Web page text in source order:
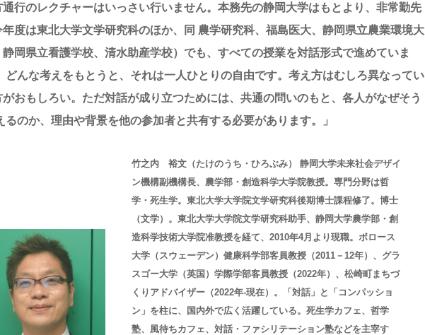
通行のレクチャーはいっさい行いません。本務先の静岡大学はもとより、非常勤先
年度は東北大学文学研究科のほか、同 農学研究科、福島医大、静岡県立農業環境大
静岡県立看護学校、清水助産学校）でも、すべての授業を対話形式で進めていま
どんな考えをもとうと、それは一人ひとりの自由です。考え方はむしろ異なってい
がおもしろい。ただ対話が成り立つためには、共通の問いのもと、各人がなぜそう
るのか、理由や背景を他の参加者と共有する必要があります。」
竹之内 裕文（たけのうち・ひろぶみ） 静岡大学未来社会デザイ
ン機構副機構長、農学部・創造科学大学院教授。専門分野は哲
学・死生学。東北大学大学院文学研究科後期博士課程修了。博士
（文学）。東北大学大学院文学研究科助手、静岡大学農学部・創
造科学技術大学院准教授を経て、2010年4月より現職。ボロース
大学（スウェーデン）健康科学部客員教授（2011－12年）、グラ
スゴー大学（英国）学際学部客員教授（2022年）、松崎町まちづ
くりアドバイザー（2022年-現在）。「対話」と「コンパッショ
ン」を柱に、国内外で広く活躍している。死生学カフェ、哲学
塾、風待ちカフェ、対話・ファシリテーション塾などを主宰す